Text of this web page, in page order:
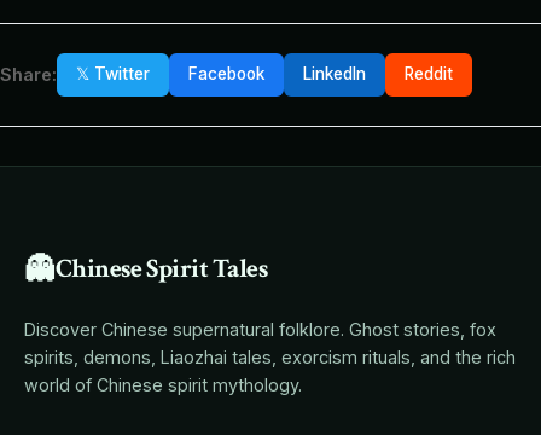
Share: 𝕏 Twitter Facebook LinkedIn Reddit
👻Chinese Spirit Tales
Discover Chinese supernatural folklore. Ghost stories, fox
spirits, demons, Liaozhai tales, exorcism rituals, and the rich
world of Chinese spirit mythology.